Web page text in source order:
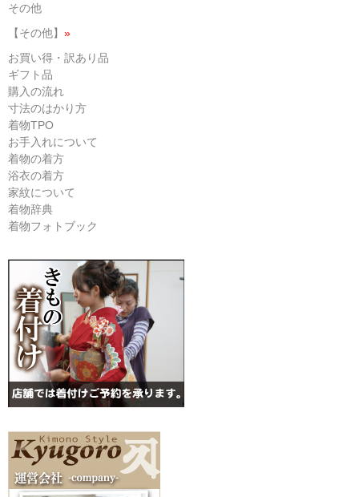
その他
【その他】 »
お買い得・訳あり品
ギフト品
購入の流れ
寸法のはかり方
着物TPO
お手入れについて
着物の着方
浴衣の着方
家紋について
着物辞典
着物フォトブック